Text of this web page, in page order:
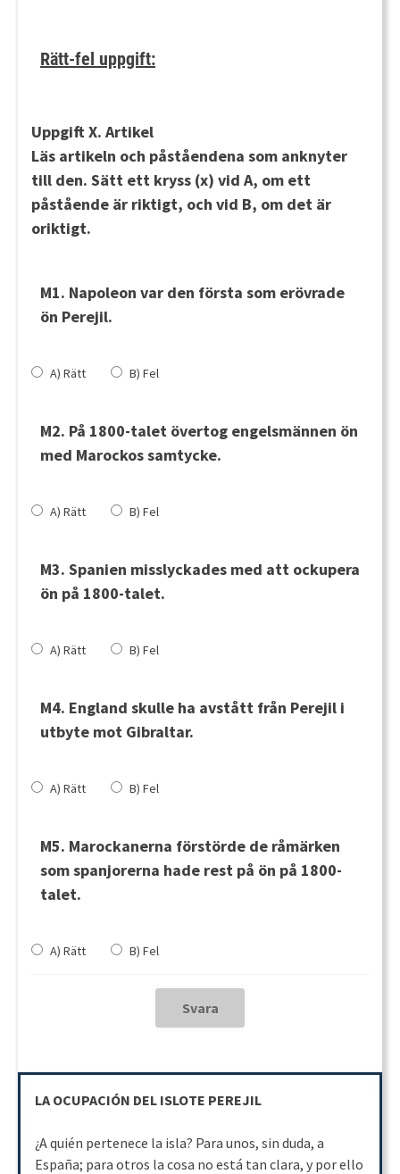
Rätt-fel uppgift:
Uppgift X. Artikel
Läs artikeln och påståendena som anknyter
till den. Sätt ett kryss (x) vid A, om ett
påstående är riktigt, och vid B, om det är
oriktigt.
M1. Napoleon var den första som erövrade
ön Perejil.
A) Rätt B) Fel
M2. På 1800-talet övertog engelsmännen ön
med Marockos samtycke.
A) Rätt B) Fel
M3. Spanien misslyckades med att ockupera
ön på 1800-talet.
A) Rätt B) Fel
M4. England skulle ha avstått från Perejil i
utbyte mot Gibraltar.
A) Rätt B) Fel
M5. Marockanerna förstörde de råmärken
som spanjorerna hade rest på ön på 1800-
talet.
A) Rätt B) Fel
LA OCUPACIÓN DEL ISLOTE PEREJIL
¿A quién pertenece la isla? Para unos, sin duda, a
España; para otros la cosa no está tan clara, y por ello